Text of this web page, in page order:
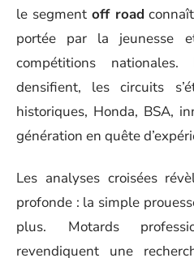
le segment off road
portée par la jeunesse
compétitions nationales.
densifient, les circuits
historiques, Honda, BSA,
génération en quête
Les analyses croisées
profonde : la simple
plus. Motards
revendiquent une